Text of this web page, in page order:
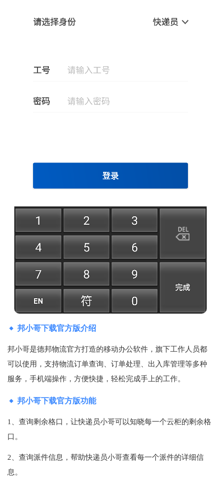
邦小哥下载官方版介绍
邦小哥是德邦物流官方打造的移动办公软件，旗下工作人员都
可以使用，支持物流订单查询、订单处理、出入库管理等多种
服务，手机端操作，方便快捷，轻松完成手上的工作。
邦小哥下载官方版功能
1、查询剩余格口，让快递员小哥可以知晓每一个云柜的剩余格
口。
2、查询派件信息，帮助快递员小哥查看每一个派件的详细信
息。